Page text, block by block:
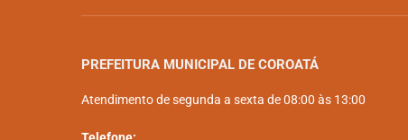
PREFEITURA MUNICIPAL DE COROATÁ
Atendimento de segunda a sexta de 08:00 às 13:00